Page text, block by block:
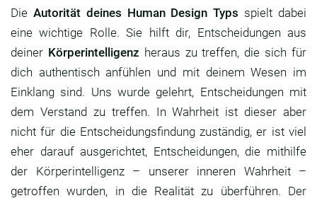
Die Autorität deines Human Design Typs spielt dabei
eine wichtige Rolle. Sie hilft dir, Entscheidungen aus
deiner Körperintelligenz heraus zu treffen, die sich für
dich authentisch anfühlen und mit deinem Wesen im
Einklang sind. Uns wurde gelehrt, Entscheidungen mit
dem Verstand zu treffen. In Wahrheit ist dieser aber
nicht für die Entscheidungsfindung zuständig, er ist viel
eher darauf ausgerichtet, Entscheidungen, die mithilfe
der Körperintelligenz – unserer inneren Wahrheit –
getroffen wurden, in die Realität zu überführen. Der